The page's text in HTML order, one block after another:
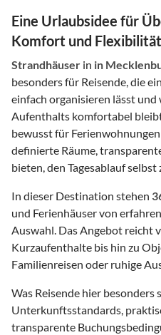
Eine Urlaubsidee für
Komfort und Flexibilität
Strandhäuser in in
besonders für Reisende, die
einfach organisieren lässt und
Aufenthalts komfortabel
bewusst für
definierte Räume,
bieten, den Tagesablauf selbst
In dieser Destination stehen
und Ferienhäuser von
Auswahl. Das Angebot reicht
Kurzaufenthalte bis hin zu
Familienreisen oder ruhige
Was Reisende hier besonders
Unterkunftsstandards,
transparente